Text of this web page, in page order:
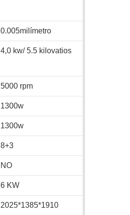
0.005milímetro
4,0 kw/5.5 kilovatios
5000 rpm
1300w
1300w
8+3
NO
6KW
2025*1385*1910